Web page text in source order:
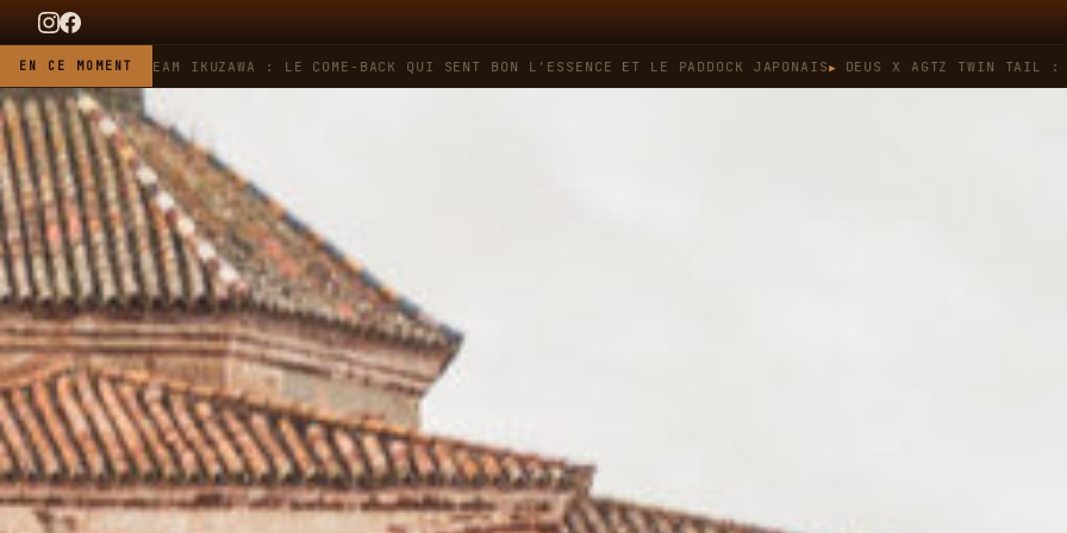
EN CE MOMENT
HEUER X TEAM IKUZAWA : LE COME-BACK QUI SENT BON L'ESSENCE ET LE PADDOCK JAPONAIS DEUS X AGTZ TWIN TAIL : QUAND